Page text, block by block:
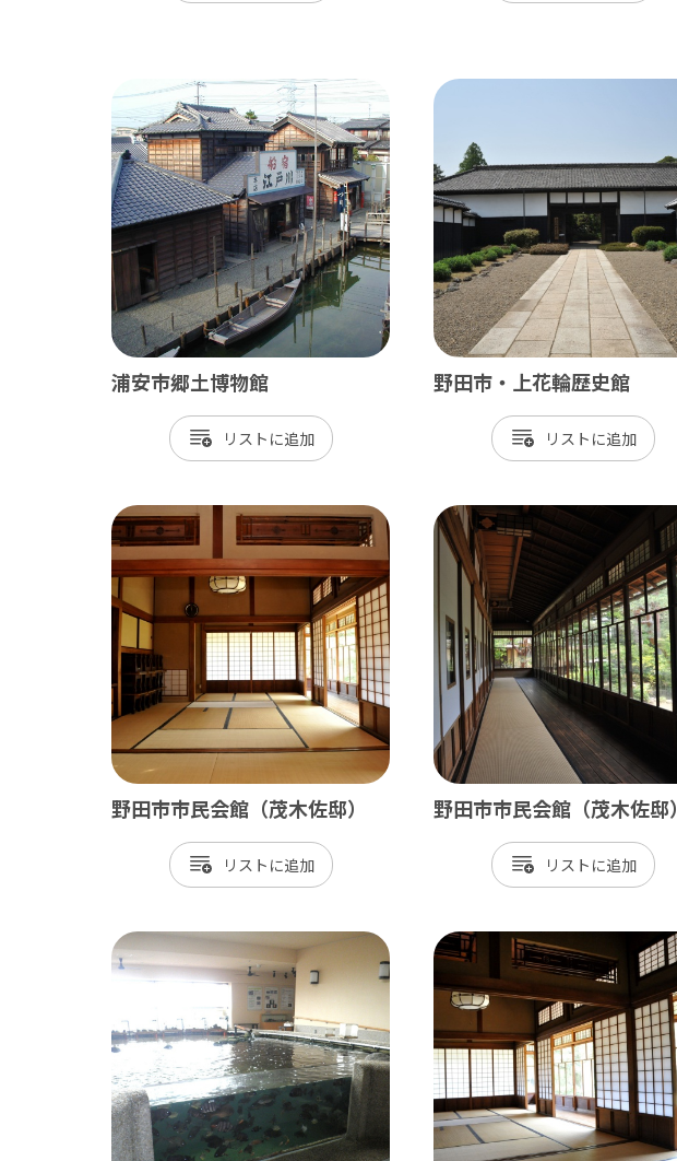
ベイエリア
千葉市
市川市
船橋市
習志野市
八千代市
浦安市
四街道市
東葛飾
松戸市
野田市
柏市
流山市
我孫子市
鎌ケ谷市
南房総
館山市
鴨川市
南房総市
いすみ市
大多喜町
御宿町
かずさ・臨海
木更津市
富津市
袖ケ浦市
市原市
浦安市郷土博物館
リスト
野田市・上花輪歴史館
リスト
野田市市民会館（茂木佐邸）
リスト
野田市市民会館（茂木佐邸）
リスト